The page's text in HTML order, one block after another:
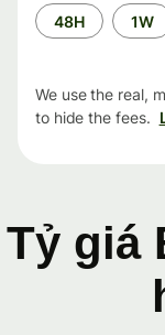
Time
period
48H 1W
We use the real,
to hide the fees.
Tỷ giá